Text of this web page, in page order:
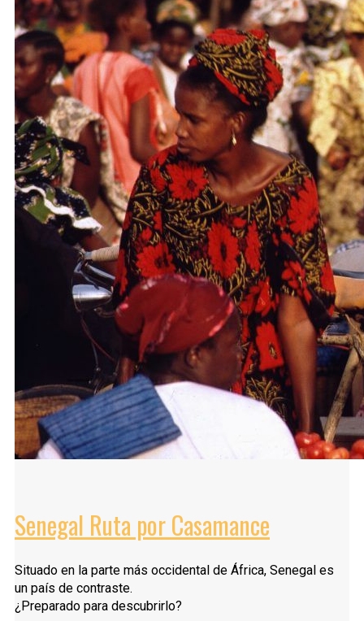
Senegal Ruta por Casamance
Situado en la parte más occidental de África, Senegal es
un país de contraste.
¿Preparado para descubrirlo?